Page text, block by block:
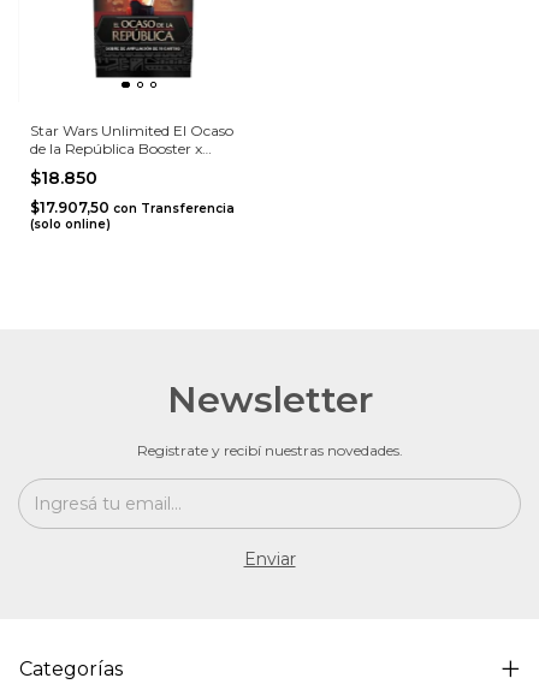
Star Wars Unlimited El Ocaso
de la República Booster x
Unidad
$18.850
$17.907,50 con Transferencia
(solo online)
Newsletter
Registrate y recibí nuestras novedades.
Categorías